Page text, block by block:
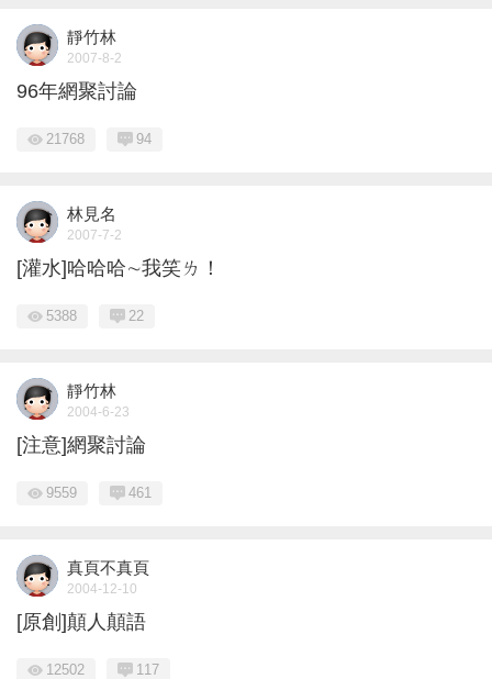
靜竹林
2007-8-2
96年網聚討論
21768 94
林見名
2007-7-2
[灌水]哈哈哈∼我笑ㄌ！
5388 22
靜竹林
2004-6-23
[注意]網聚討論
9559 461
真頁不真頁
2004-12-10
[原創]顛人顛語
12502 117